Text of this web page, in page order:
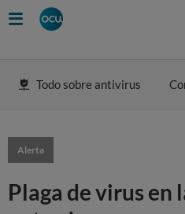
Todo sobre antivirus
Alerta
Plaga de virus en